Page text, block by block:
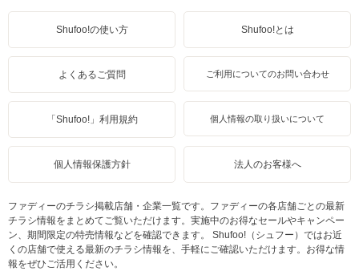
Shufoo!の使い方 Shufoo!とは
よくあるご質問 ご利用についてのお問い合わせ
「Shufoo!」利用規約 個人情報の取り扱いについて
個人情報保護方針 法人のお客様へ
ファディーのチラシ掲載店舗・企業一覧です。ファディーの各店舗ごとの最新
チラシ情報をまとめてご覧いただけます。実施中のお得なセールやキャンペー
ン、期間限定の特売情報などを確認できます。 Shufoo!（シュフー）ではお近
くの店舗で使える最新のチラシ情報を、手軽にご確認いただけます。お得な情
報をぜひご活用ください。